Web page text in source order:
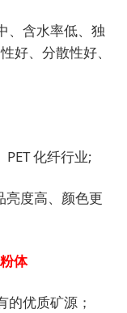
、含水率低、独
好、分散性好、
化纤行业;
度高、颜色更
体
的优质矿源；